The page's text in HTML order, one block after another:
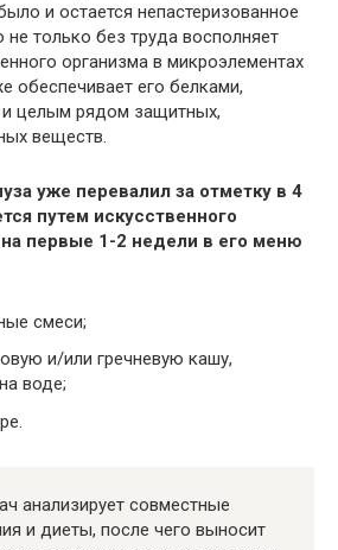
и остается непастеризованное
только без труда восполняет
организма в микроэлементах
обеспечивает его белками,
целым рядом защитных,
веществ.
уже перевалил за отметку в 4
путем искусственного
первые 1-2 недели в его меню
смеси;
и/или гречневую кашу,
воде;
анализирует совместные
и диеты, после чего выносит